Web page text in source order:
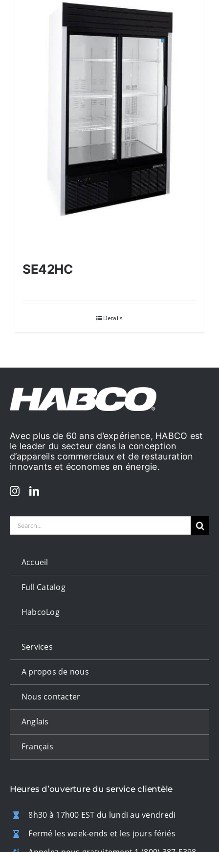
SE42HC
Details
Avec plus de 60 ans d’expérience, HABCO est
le leader du secteur dans la conception
d’appareils commerciaux et de restauration
innovants et économes en énergie.
Search
Accueil
Full Catalog
HabcoLog
Services
A propos de nous
Nous contacter
Anglais
Français
Heures d’ouverture du service clientèle
8h30 à 17h00 EST du lundi au vendredi
Fermé les week-ends et les jours fériés